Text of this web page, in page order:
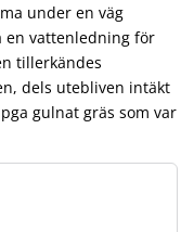
under en väg
en vattenledning för
tillerkändes
dels utebliven intäkt
gulnat gräs som var